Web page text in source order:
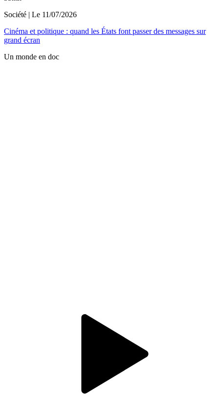
Société | Le 11/07/2026
Cinéma et politique : quand les États font passer des messages sur
grand écran
Un monde en doc